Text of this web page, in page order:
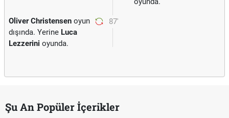
87'
Oliver Christensen oyun
dışında. Yerine Luca
Lezzerini oyunda.
Şu An Popüler İçerikler